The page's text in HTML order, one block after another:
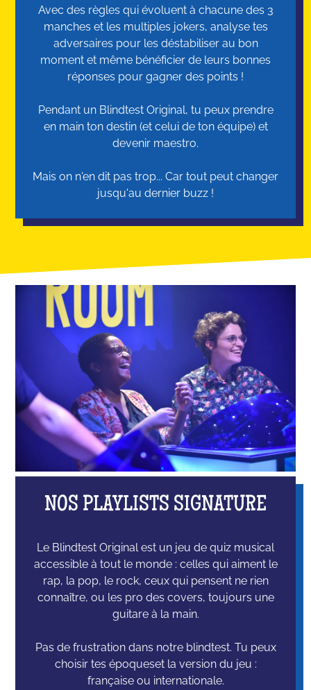
Avec des règles qui évoluent à chacune des 3
manches et les multiples jokers, analyse tes
adversaires pour les déstabiliser au bon
moment et même bénéficier de leurs bonnes
réponses pour gagner des points !
Pendant un Blindtest Original, tu peux prendre
en main ton destin (et celui de ton équipe) et
devenir maestro.
Mais on n'en dit pas trop... Car tout peut changer
jusqu'au dernier buzz !
NOS PLAYLISTS SIGNATURE
Le Blindtest Original est un jeu de quiz musical
accessible à tout le monde : celles qui aiment le
rap, la pop, le rock, ceux qui pensent ne rien
connaître, ou les pro des covers, toujours une
guitare à la main.
Pas de frustration dans notre blindtest. Tu peux
choisir tes époqueset la version du jeu :
française ou internationale.